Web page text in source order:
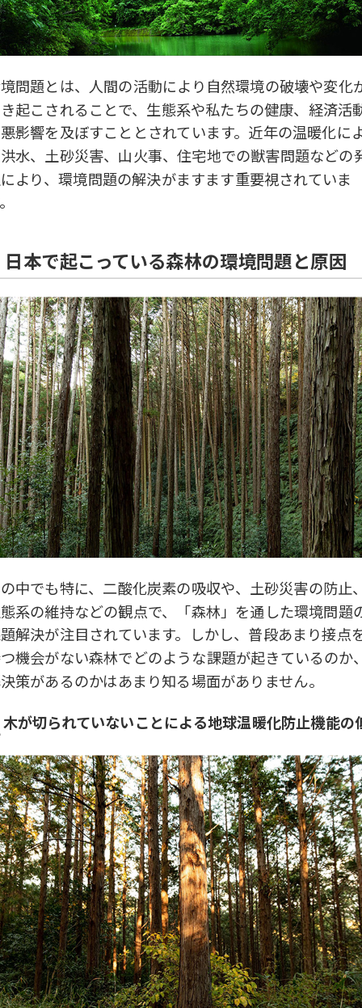
問題とは、人間の活動により自然環境の破壊や変化
起こされることで、生態系や私たちの健康、経済活
影響を及ぼすこととされています。近年の温暖化に
水、土砂災害、山火事、住宅地での獣害問題などの
より、環境問題の解決がますます重要視されていま
日本で起こっている森林の環境問題と原因
中でも特に、二酸化炭素の吸収や、土砂災害の防止
系の維持などの観点で、「森林」を通した環境問題
解決が注目されています。しかし、普段あまり接点
機会がない森林でどのような課題が起きているのか
策があるのかはあまり知る場面がありません。
が切られていないことによる地球温暖化防止機能の